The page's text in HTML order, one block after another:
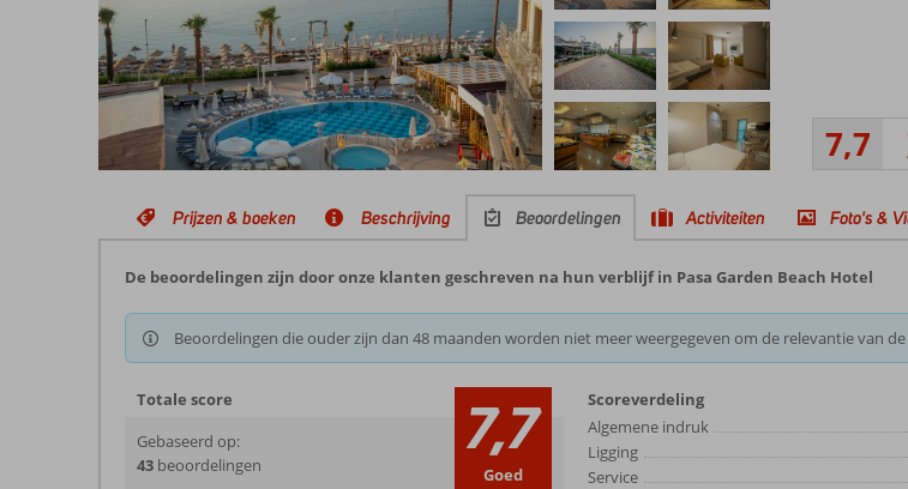
7,7
Prijzen & boeken Beschrijving Beoordelingen Activiteiten Foto's &
De beoordelingen zijn door onze klanten geschreven na hun verblijf in Pasa Garden Beach Hotel
Beoordelingen die ouder zijn dan 48 maanden worden niet meer weergegeven om de relevantie van
Totale score
Gebaseerd op:
43 beoordelingen 7,7
Goed
Scoreverdeling
Algemene indruk
Ligging
Service